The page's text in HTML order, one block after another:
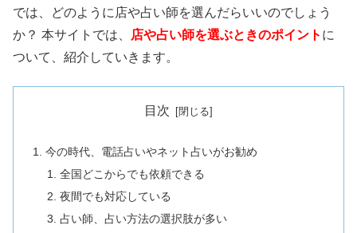
では、どのように店や占い師を選んだらいいのでしょう
か？ 本サイトでは、
店や占い師を選ぶときのポイント に
ついて、紹介していきます。
目次
今の時代、電話占いやネット占いがお勧め
全国どこからでも依頼できる
夜間でも対応している
占い師、占い方法の選択肢が多い